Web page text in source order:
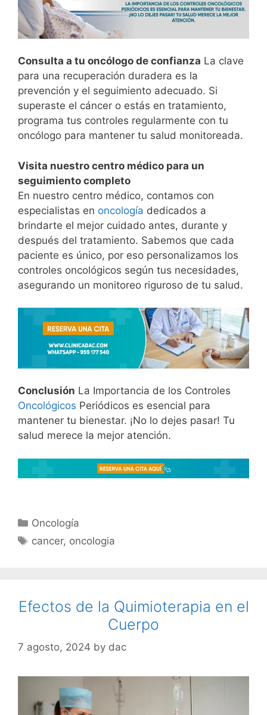
Consulta a tu oncólogo de confianza La clave
para una recuperación duradera es la
prevención y el seguimiento adecuado. Si
superaste el cáncer o estás en tratamiento,
programa tus controles regularmente con tu
oncólogo para mantener tu salud monitoreada.
Visita nuestro centro médico para un
seguimiento completo
En nuestro centro médico, contamos con
especialistas en oncología dedicados a
brindarte el mejor cuidado antes, durante y
después del tratamiento. Sabemos que cada
paciente es único, por eso personalizamos los
controles oncológicos según tus necesidades,
asegurando un monitoreo riguroso de tu salud.
Conclusión La Importancia de los Controles
Oncológicos Periódicos es esencial para
mantener tu bienestar. ¡No lo dejes pasar! Tu
salud merece la mejor atención.
Oncología
cancer, oncologia
Efectos de la Quimioterapia en el
Cuerpo
7 agosto, 2024 by dac